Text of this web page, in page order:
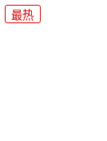
最热